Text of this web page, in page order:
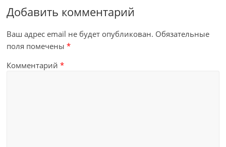
Добавить комментарий
Ваш адрес email не будет опубликован. Обязательные
поля помечены*
Комментарий*